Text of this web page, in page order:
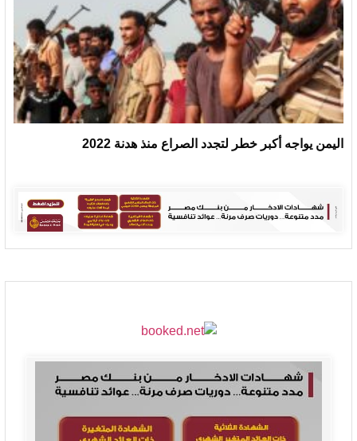
اليمن يواجه أكبر خطر لتجدد الصراع منذ هدنة 2022